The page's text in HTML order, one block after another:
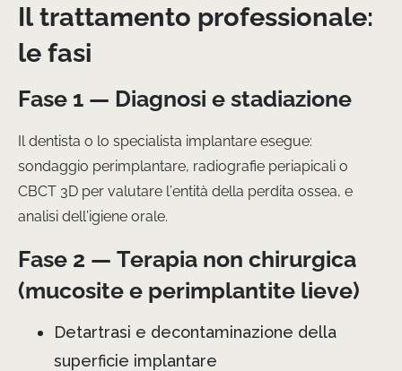
Il trattamento professionale:
le fasi
Fase 1 — Diagnosi e stadiazione
Il dentista o lo specialista implantare esegue:
sondaggio perimplantare, radiografie periapicali o
CBCT 3D per valutare l’entità della perdita ossea, e
analisi dell’igiene orale.
Fase 2 — Terapia non chirurgica
(mucosite e perimplantite lieve)
Detartrasi e decontaminazione della
superficie implantare